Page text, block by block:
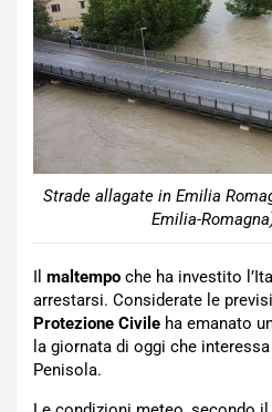
Strade allagate in Emilia
Emilia-
Il maltempo che ha investito
arrestarsi. Considerate le
Protezione Civile ha emanato
la giornata di oggi che
Penisola.